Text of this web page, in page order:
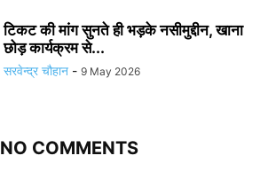
टिकट की मांग सुनते ही भड़के नसीमुद्दीन, खाना
छोड़ कार्यक्रम से...
सरवेन्द्र चौहान - 9 May 2026
NO COMMENTS